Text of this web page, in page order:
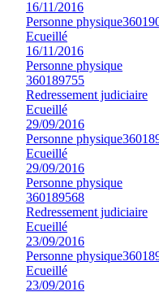
16/11/2016
Personne physique
Ecueillé
16/11/2016
Personne physique
360189755
Redressement judiciaire
Ecueillé
29/09/2016
Personne physique
Ecueillé
29/09/2016
Personne physique
360189568
Redressement judiciaire
Ecueillé
23/09/2016
Personne physique
Ecueillé
23/09/2016